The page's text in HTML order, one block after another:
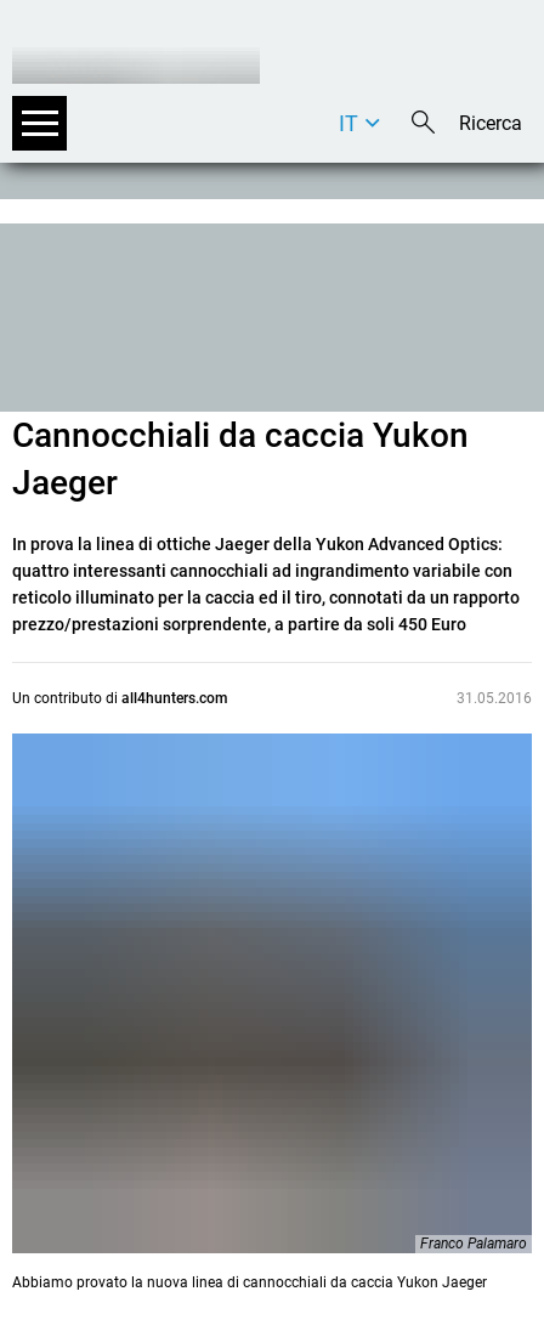
DE
IT
Cannocchiali da caccia Yukon
Jaeger
In prova la linea di ottiche Jaeger della Yukon Advanced Optics:
quattro interessanti cannocchiali ad ingrandimento variabile con
reticolo illuminato per la caccia ed il tiro, connotati da un rapporto
prezzo/prestazioni sorprendente, a partire da soli 450 Euro
Un contributo di all4hunters.com 31.05.2016
Franco Palamaro
Abbiamo provato la nuova linea di cannocchiali da caccia Yukon Jaeger